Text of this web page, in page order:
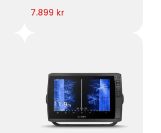
7.899 kr